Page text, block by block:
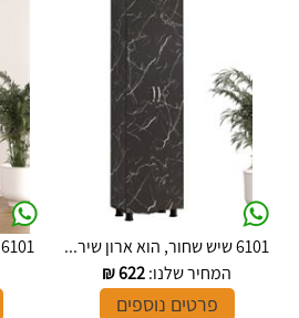
6101 שיש שחור, הוא ארון שיר...
המחיר שלנו:622
₪
פרטים נוספים
6101 הוא ארון שירות או ארון...